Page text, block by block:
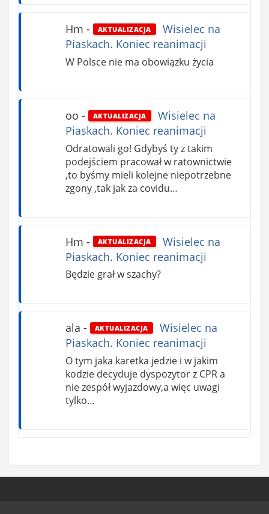
Hm - AKTUALIZACJA
Wisielec na
Piaskach. Koniec reanimacji
W Polsce nie ma obowiązku życia
oo - AKTUALIZACJA
Wisielec na
Piaskach. Koniec reanimacji
Odratowali go! Gdybyś ty z takim
podejściem pracował w ratownictwie
,to byśmy mieli kolejne niepotrzebne
zgony ,tak jak za covidu…
Hm - AKTUALIZACJA
Wisielec na
Piaskach. Koniec reanimacji
Będzie grał w szachy?
ala - AKTUALIZACJA
Wisielec na
Piaskach. Koniec reanimacji
O tym jaka karetka jedzie i w jakim
kodzie decyduje dyspozytor z CPR a
nie zespół wyjazdowy,a więc uwagi
tylko…